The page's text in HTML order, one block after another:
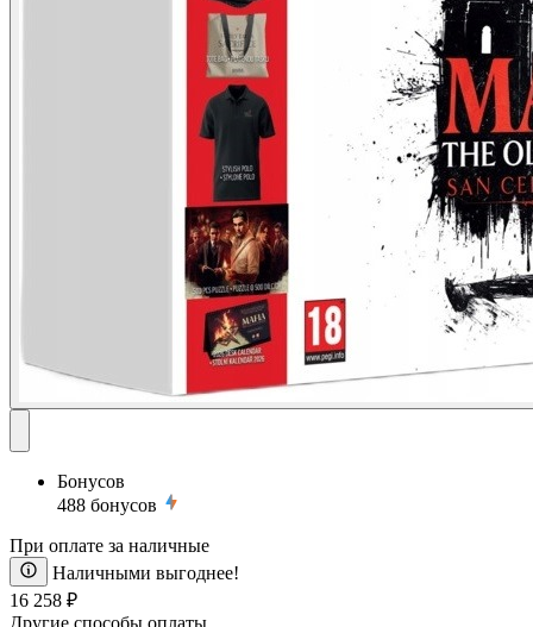
Бонусов
488 бонусов
При оплате за наличные
Наличными выгоднее!
16 258 ₽
Другие способы оплаты